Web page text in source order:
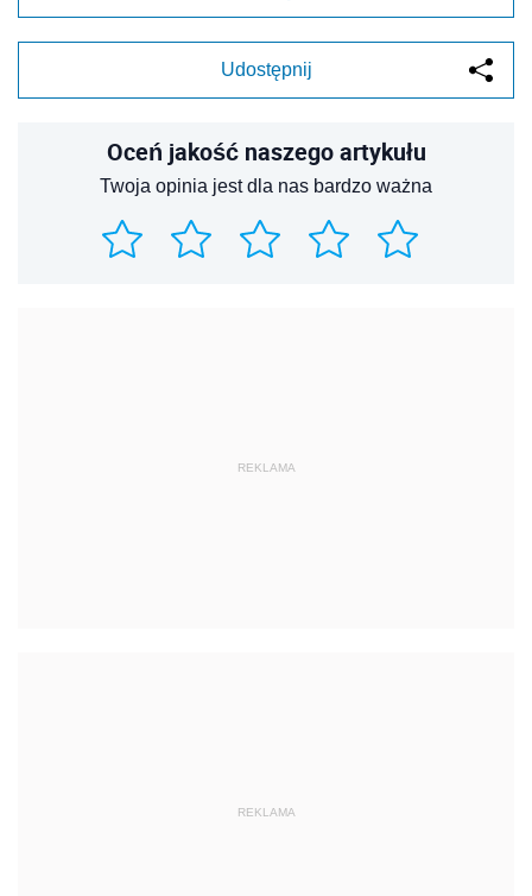
Udostępnij
Oceń jakość naszego artykułu
Twoja opinia jest dla nas bardzo ważna
REKLAMA
REKLAMA